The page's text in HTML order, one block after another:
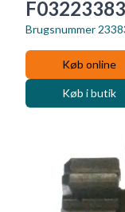
Brugsnummer
Køb online
Køb i butik